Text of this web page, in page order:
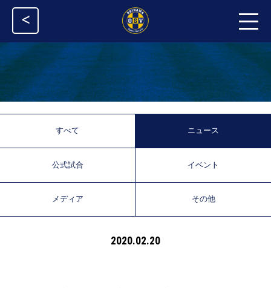
<
すべて ニュース
公式試合 イベント
メディア その他
2020.02.20